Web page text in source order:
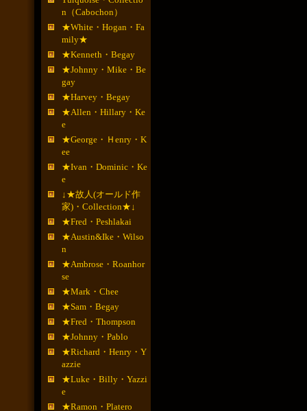
n（Cabochon）
★White・Hogan・Fa
mily★
★Kenneth・Begay
★Johnny・Mike・Be
gay
★Harvey・Begay
★Allen・Hillary・Ke
e
★George・Ｈenry・K
ee
★Ivan・Dominic・Ke
e
↓★故人(オールド作
家)・Collection★↓
★Fred・Peshlakai
★Austin&Ike・Wilso
n
★Ambrose・Roanhor
se
★Mark・Chee
★Sam・Begay
★Fred・Thompson
★Johnny・Pablo
★Richard・Henry・Y
azzie
★Luke・Billy・Yazzi
e
★Ramon・Platero